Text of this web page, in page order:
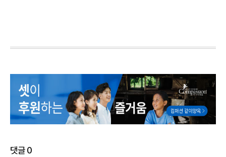
댓글0